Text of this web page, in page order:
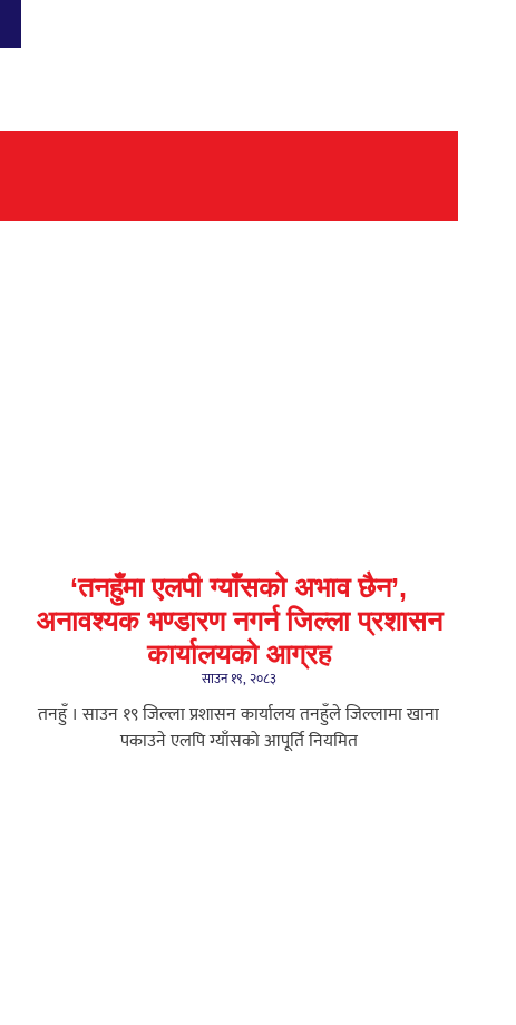
‘तनहुँमा एलपी ग्याँसको अभाव छैन’,
अनावश्यक भण्डारण नगर्न जिल्ला प्रशासन
कार्यालयको आग्रह
साउन १९, २०८३
तनहुँ । साउन १९ जिल्ला प्रशासन कार्यालय तनहुँले जिल्लामा खाना
पकाउने एलपि ग्याँसको आपूर्ति नियमित